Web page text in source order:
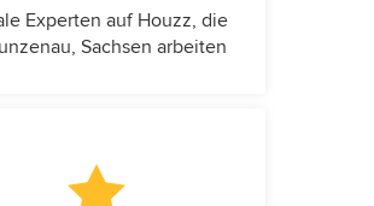
Experten auf Houzz, die
Sachsen arbeiten